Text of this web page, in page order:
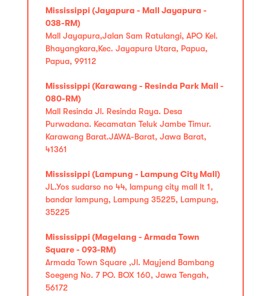
Mississippi (Jayapura - Mall Jayapura -
038-RM)
Mall Jayapura,Jalan Sam Ratulangi, APO Kel.
Bhayangkara,Kec. Jayapura Utara, Papua,
Papua, 99112
Mississippi (Karawang - Resinda Park Mall -
080-RM)
Mall Resinda Jl. Resinda Raya. Desa
Purwadana. Kecamatan Teluk Jambe Timur.
Karawang Barat.JAWA-Barat, Jawa Barat,
41361
Mississippi (Lampung - Lampung City Mall)
JL.Yos sudarso no 44, lampung city mall lt 1,
bandar lampung, Lampung 35225, Lampung,
35225
Mississippi (Magelang - Armada Town
Square - 093-RM)
Armada Town Square ,Jl. Mayjend Bambang
Soegeng No. 7 PO. BOX 160, Jawa Tengah,
56172